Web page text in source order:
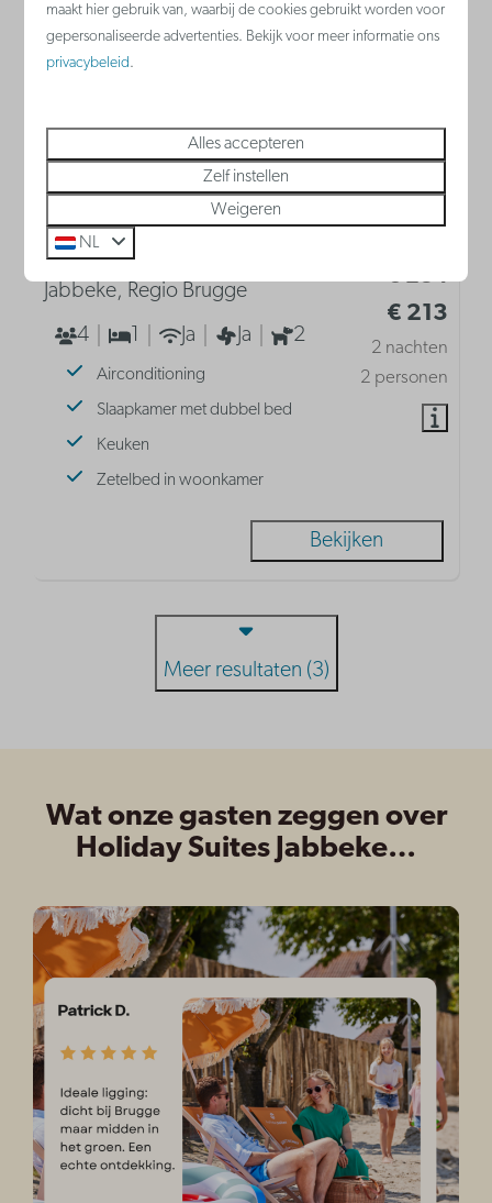
€ 284
€ 213
2 nachten
2 personen
Suite | 4p
Jabbeke, Regio Brugge
4
1 Ja Ja 2
Airconditioning
Slaapkamer met dubbel bed
Keuken
Zetelbed in woonkamer
Bekijken
Meer resultaten (3)
Wat onze gasten zeggen over
Holiday Suites Jabbeke…
maakt hier gebruik van, waarbij de cookies gebruikt worden voor
gepersonaliseerde advertenties. Bekijk voor meer informatie ons
privacybeleid.
Alles accepteren
Zelf instellen
Weigeren
NL